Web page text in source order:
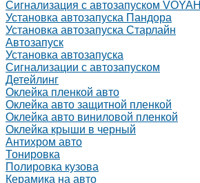
Сигнализация с автозапуском VOYAH
Установка автозапуска Пандора
Установка автозапуска Старлайн
Автозапуск
Установка автозапуска
Сигнализации с автозапуском
Детейлинг
Оклейка пленкой авто
Оклейка авто защитной пленкой
Оклейка авто виниловой пленкой
Оклейка крыши в черный
Антихром авто
Тонировка
Полировка кузова
Керамика на авто